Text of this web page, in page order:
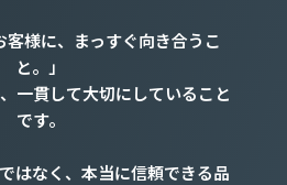
客様に、まっすぐ向き合うこ
と。」
一貫して大切にしていること
です。
はなく、本当に信頼できる品